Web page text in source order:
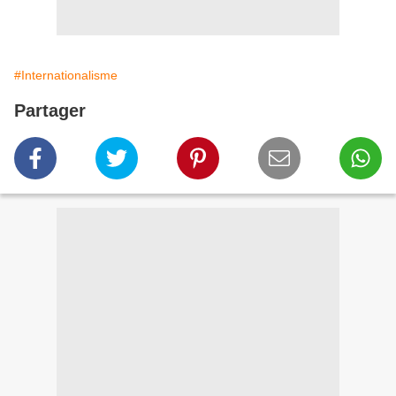
#Internationalisme
Partager